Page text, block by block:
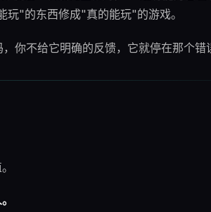
"的东西修成"真的能玩"的游戏。
你不给它明确的反馈，它就停在那个错